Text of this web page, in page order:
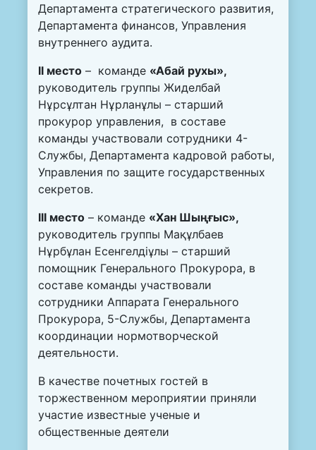
Департамента стратегического развития,
Департамента финансов, Управления
внутреннего аудита.
ІІ место – команде «Абай рухы»,
руководитель группы Жиделбай
Нұрсұлтан Нұрланұлы – старший
прокурор управления, в составе
команды участвовали сотрудники 4-
Службы, Департамента кадровой работы,
Управления по защите государственных
секретов.
ІІІ место – команде «Хан Шыңғыс»,
руководитель группы Мақұлбаев
Нұрбұлан Есенгелдіұлы – старший
помощник Генерального Прокурора, в
составе команды участвовали
сотрудники Аппарата Генерального
Прокурора, 5-Службы, Департамента
координации нормотворческой
деятельности.
В качестве почетных гостей в
торжественном мероприятии приняли
участие известные ученые и
общественные деятели